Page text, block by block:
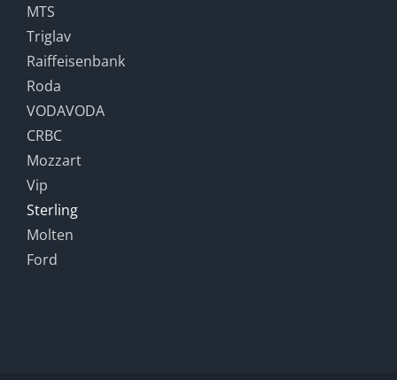
MTS
Triglav
Raiffeisenbank
Roda
VODAVODA
CRBC
Mozzart
Vip
Sterling
Molten
Ford